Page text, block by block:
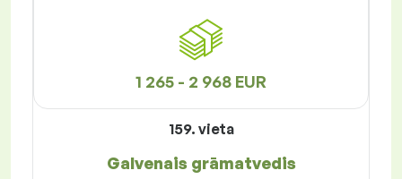
1 265 - 2 968 EUR
159. vieta
Galvenais grāmatvedis